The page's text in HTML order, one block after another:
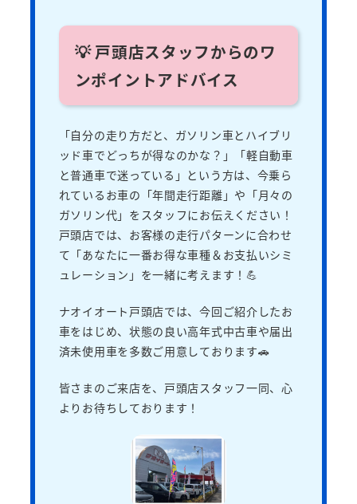
💡 戸頭店スタッフからのワ
ンポイントアドバイス
「自分の走り方だと、ガソリン車とハイブリ
ッド車でどっちが得なのかな？」「軽自動車
と普通車で迷っている」という方は、今乗ら
れているお車の「年間走行距離」や「月々の
ガソリン代」をスタッフにお伝えください！
戸頭店では、お客様の走行パターンに合わせ
て「あなたに一番お得な車種＆お支払いシミ
ュレーション」を一緒に考えます！💪
ナオイオート戸頭店では、今回ご紹介したお
車をはじめ、状態の良い高年式中古車や届出
済未使用車を多数ご用意しております🚗
皆さまのご来店を、戸頭店スタッフ一同、心
よりお待ちしております！